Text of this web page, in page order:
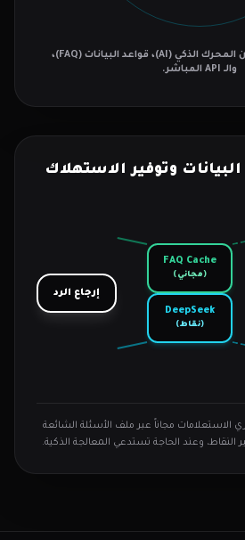
🔄 ربط مداري فوري بين المحرك الذكي (AI)، قواعد البيانات (FAQ)،
والـ API المباشر.
وتوفير الاستهلاك
FAQ Cache
(مجاني)
DeepSeek
(نقاط)
إرجاع الرد
الاستعلامات مجاناً عبر ملف الأسئلة الشائعة